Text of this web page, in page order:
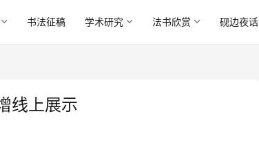
书法征稿 学术研究 法书欣赏 砚边夜话
线上展示